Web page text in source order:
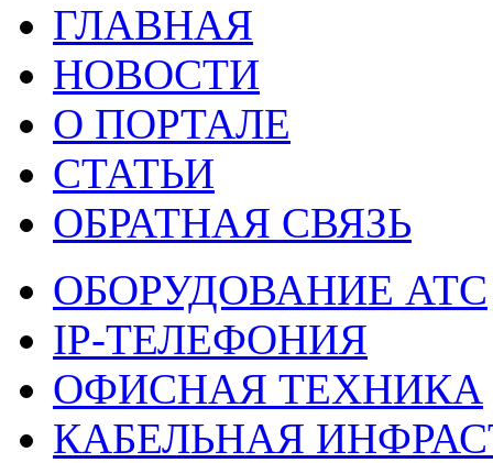
ГЛАВНАЯ
НОВОСТИ
О ПОРТАЛЕ
СТАТЬИ
ОБРАТНАЯ СВЯЗЬ
ОБОРУДОВАНИЕ АТС
IP-ТЕЛЕФОНИЯ
ОФИСНАЯ ТЕХНИКА
КАБЕЛЬНАЯ